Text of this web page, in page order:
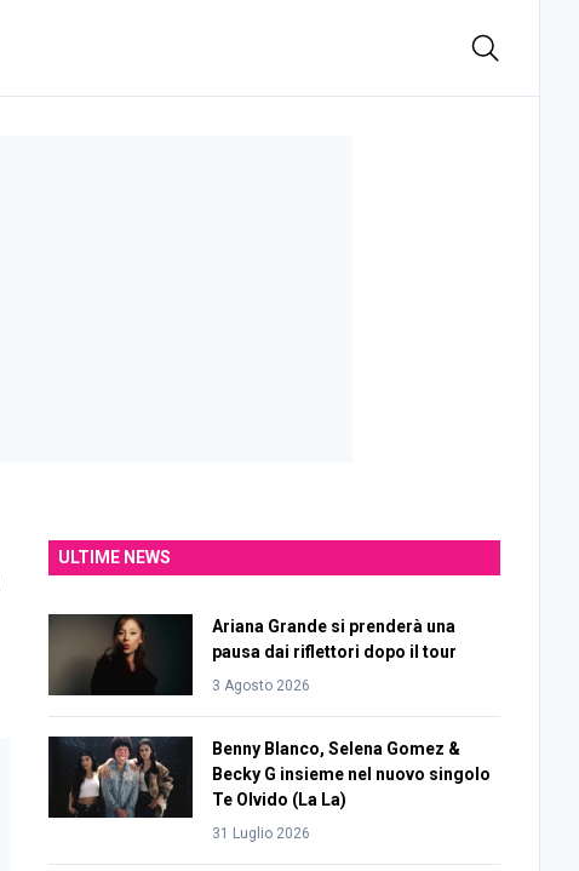
ULTIME NEWS
Ariana Grande si prenderà una
pausa dai riflettori dopo il tour
3 Agosto 2026
Benny Blanco, Selena Gomez &
Becky G insieme nel nuovo singolo
Te Olvido (La La)
31 Luglio 2026